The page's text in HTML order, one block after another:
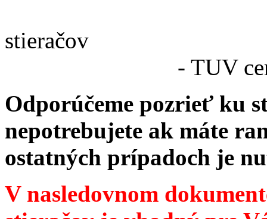
- TUV
Odporúčeme pozrieť ku
nepotrebujete ak máte
ostatných prípadoch je
V nasledovnom